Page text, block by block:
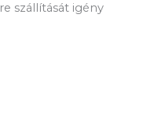
szállítását igény